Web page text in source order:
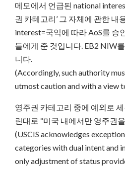
메모에서 언급된 national
권 카테고리’ 그 자체에 관한 내
interest=국익에 따라 AoS를 승
들에게 준 것입니다. EB2 NIW
니다.
(Accordingly, such authority
utmost caution and with a view
영주권 카테고리 중에 예외로
린대로 “미국 내에서만 영주권
(USCIS acknowledges
categories with dual intent and
only adjustment of status